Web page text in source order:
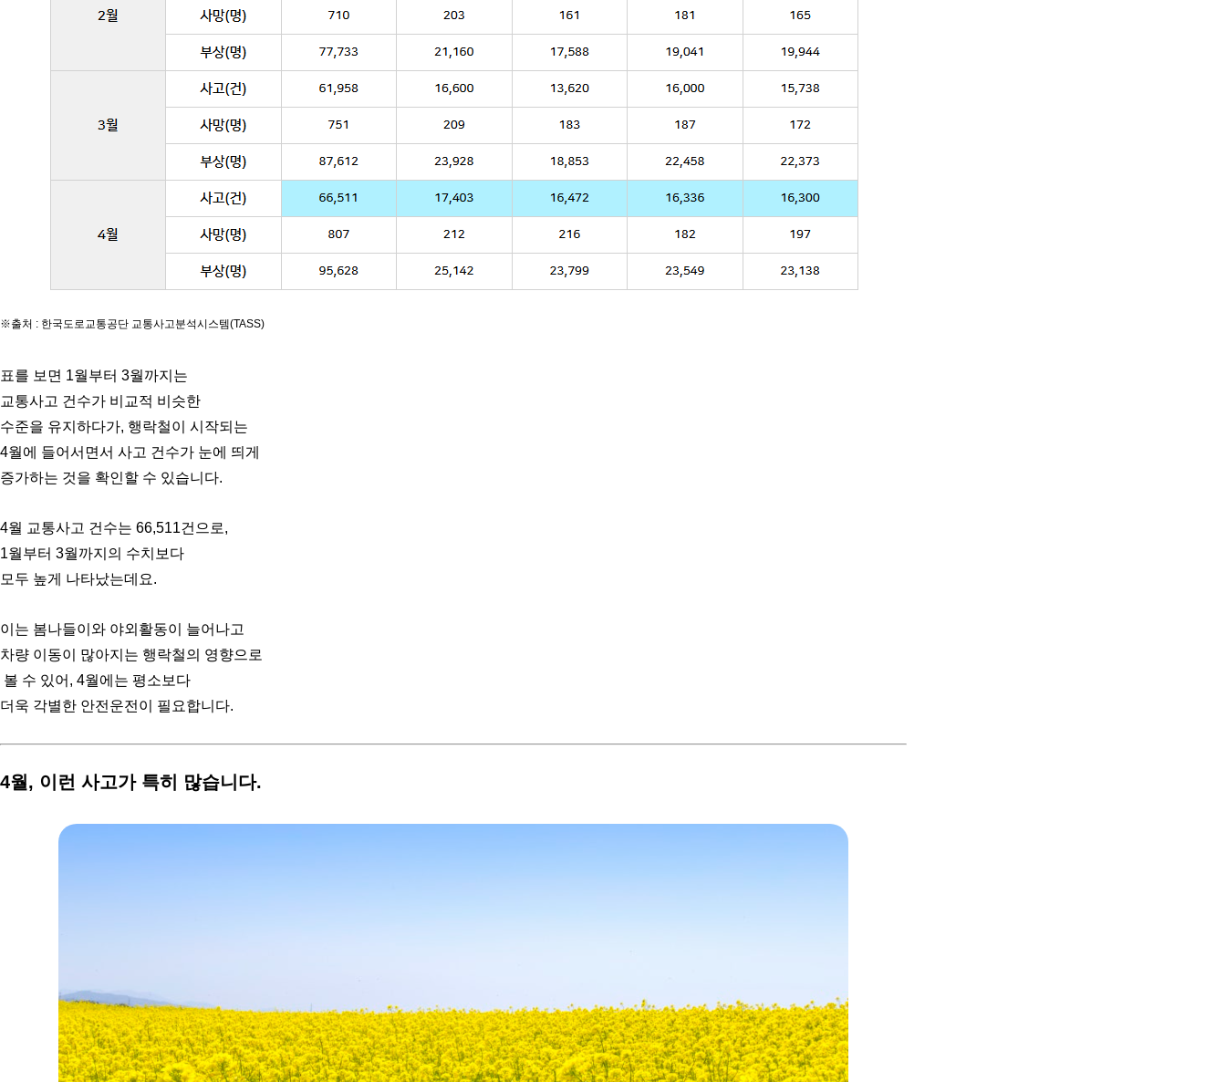
※출처 : 한국도로교통공단 교통사고분석시스템(TASS)
표를 보면 1월부터 3월까지는
교통사고 건수가 비교적 비슷한
수준을 유지하다가, 행락철이 시작되는
4월에 들어서면서 사고 건수가 눈에 띄게
증가하는 것을 확인할 수 있습니다.
4월 교통사고 건수는 66,511건으로,
1월부터 3월까지의 수치보다
모두 높게 나타났는데요.
이는 봄나들이와 야외활동이 늘어나고
차량 이동이 많아지는 행락철의 영향으로
볼 수 있어, 4월에는 평소보다
더욱 각별한 안전운전이 필요합니다.
4월, 이런 사고가 특히 많습니다.